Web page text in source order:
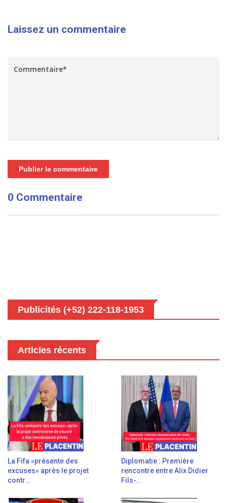
Laissez un commentaire
Publier le commentaire
0 Commentaire
Publicités (+52) 222-118-1953
Articles récents
La Fifa «présente des
excuses» après le projet
contr...
Diplomatie : Première
rencontre entre Alix Didier
Fils-...